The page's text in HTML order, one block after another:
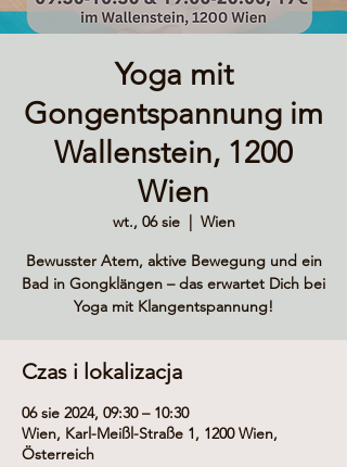
Yoga mit
Gongentspannung im
Wallenstein, 1200
Wien
wt., 06 sie
  |
Wien
Bewusster Atem, aktive Bewegung und ein
Bad in Gongklängen – das erwartet Dich bei
Yoga mit Klangentspannung!
Czas i lokalizacja
06 sie 2024, 09:30 – 10:30
Wien, Karl-Meißl-Straße 1, 1200 Wien,
Österreich